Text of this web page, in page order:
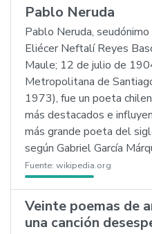
Pablo Neruda
Pablo Neruda, seudónimo
Eliécer Neftalí Reyes
Maule; 12 de julio de
Metropolitana de
1973), fue un poeta
más destacados e
más grande poeta del
según Gabriel García
Fuente: wikipedia.org
Veinte poemas de
una canción